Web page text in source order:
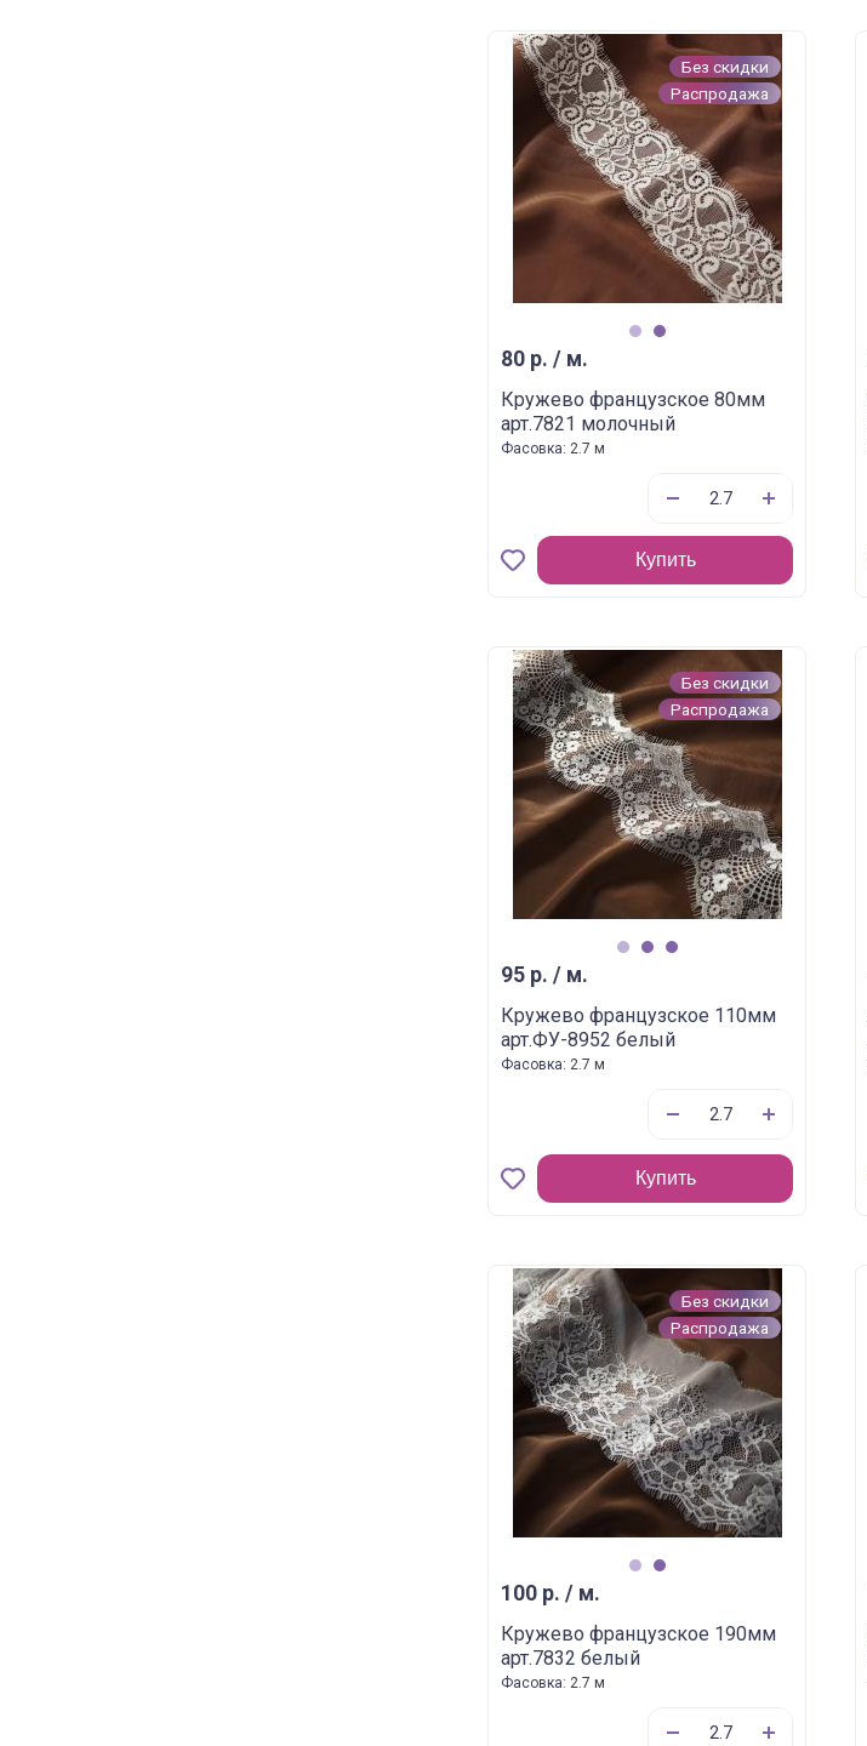
Без скидки
Распродажа
80 р. / м.
Кружево французское 80мм
арт.7821 молочный
Фасовка: 2.7 м
Купить
Без скидки
Распродажа
95 р. / м.
Кружево французское 110мм
арт.ФУ-8952 белый
Фасовка: 2.7 м
Купить
Без скидки
Распродажа
100 р. / м.
Кружево французское 190мм
арт.7832 белый
Фасовка: 2.7 м